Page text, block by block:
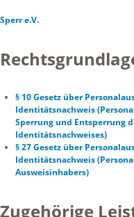
Sperr e.V.
§ 10 Gesetz über
Identitätsnachweis
Sperrung und Entsperrung
Identitätsnachweises)
§ 27 Gesetz über
Identitätsnachweis
Ausweisinhabers)
Zugehörige